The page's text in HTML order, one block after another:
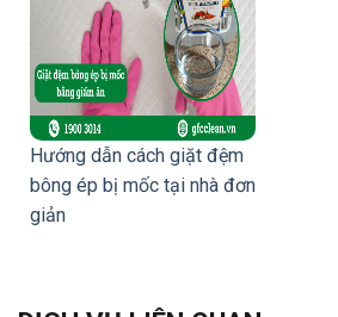
Hướng dẫn cách giặt đệm
bông ép bị mốc tại nhà đơn
giản